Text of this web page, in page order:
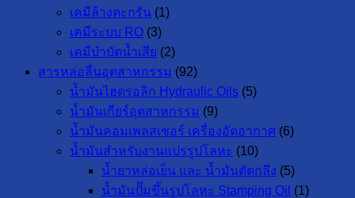
เคมีล้างตะกรัน (1)
เคมีระบบ RO (3)
เคมีบำบัดน้ำเสีย (2)
สารหล่อลื่นอุตสาหกรรม (92)
น้ำมันไฮดรอลิก Hydraulic Oils (5)
น้ำมันเกียร์อุตสาหกรรม (9)
น้ำมันคอมเพลสเซอร์ เครื่องอัดอากาศ (6)
น้ำมันสำหรับงานแปรรูปโลหะ (10)
น้ำยาหล่อเย็น และ น้ำมันตัดกลึง (5)
น้ำมันปั๊มขึ้นรูปโลหะ Stamping Oil (1)